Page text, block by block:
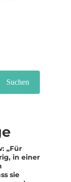
Suchen
„Für
in einer
sie